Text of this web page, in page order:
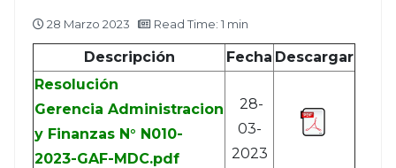
28 Marzo 2023 Read Time: 1 min
Descripción Fecha Descargar
Resolución
Gerencia Administracion
y Finanzas N° N010-
2023-GAF-MDC.pdf
28-
03-
2023